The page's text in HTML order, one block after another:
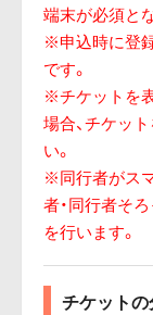
端末が必須と
※申込時に登
です。
※チケットを
場合、チケッ
い。
※同行者がス
者・同行者そ
を行います。
チケット